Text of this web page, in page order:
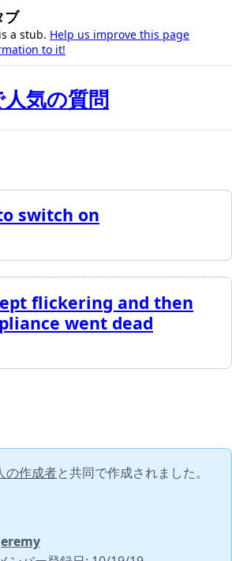
ブ
a stub. Help us improve this page
to it!
気の質問
switch on
flickering and then
went dead
の作成者と共同で作成されました。